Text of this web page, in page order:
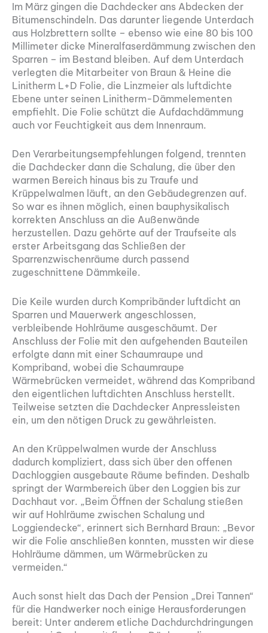
Im März gingen die Dachdecker ans Abdecken der
Bitumenschindeln. Das darunter liegende Unterdach
aus Holzbrettern sollte – ebenso wie eine 80 bis 100
Millimeter dicke Mineralfaserdämmung zwischen den
Sparren – im Bestand bleiben. Auf dem Unterdach
verlegten die Mitarbeiter von Braun & Heine die
Linitherm L+D Folie, die Linzmeier als luftdichte
Ebene unter seinen Linitherm-Dämmelementen
empfiehlt. Die Folie schützt die Aufdachdämmung
auch vor Feuchtigkeit aus dem Innenraum.
Den Verarbeitungsempfehlungen folgend, trennten
die Dachdecker dann die Schalung, die über den
warmen Bereich hinaus bis zu Traufe und
Krüppelwalmen läuft, an den Gebäudegrenzen auf.
So war es ihnen möglich, einen bauphysikalisch
korrekten Anschluss an die Außenwände
herzustellen. Dazu gehörte auf der Traufseite als
erster Arbeitsgang das Schließen der
Sparrenzwischenräume durch passend
zugeschnittene Dämmkeile.
Die Keile wurden durch Kompribänder luftdicht an
Sparren und Mauerwerk angeschlossen,
verbleibende Hohlräume ausgeschäumt. Der
Anschluss der Folie mit den aufgehenden Bauteilen
erfolgte dann mit einer Schaumraupe und
Kompriband, wobei die Schaumraupe
Wärmebrücken vermeidet, während das Kompriband
den eigentlichen luftdichten Anschluss herstellt.
Teilweise setzten die Dachdecker Anpressleisten
ein, um den nötigen Druck zu gewährleisten.
An den Krüppelwalmen wurde der Anschluss
dadurch kompliziert, dass sich über den offenen
Dachloggien ausgebaute Räume befinden. Deshalb
springt der Warmbereich über den Loggien bis zur
Dachhaut vor. „Beim Öffnen der Schalung stießen
wir auf Hohlräume zwischen Schalung und
Loggiendecke“, erinnert sich Bernhard Braun: „Bevor
wir die Folie anschließen konnten, mussten wir diese
Hohlräume dämmen, um Wärmebrücken zu
vermeiden.“
Auch sonst hielt das Dach der Pension „Drei Tannen“
für die Handwerker noch einige Herausforderungen
bereit: Unter anderem etliche Dachdurchdringungen